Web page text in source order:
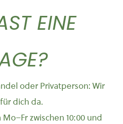
EINE
oder Privatperson: Wir
dich da.
zwischen 10:00 und